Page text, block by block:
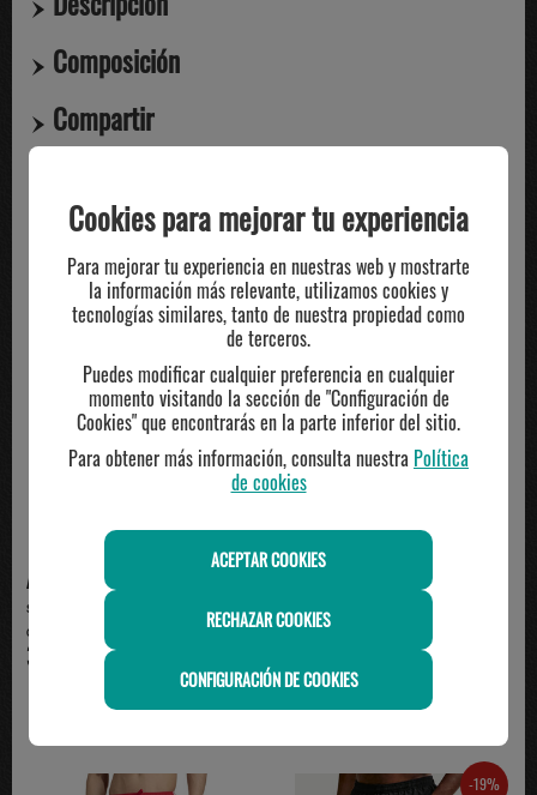
Composición
Compartir
TE PUEDE INTERESAR
ADIDAS
short adidas 7 pulgadas con
cremallera hombre, ...
35.00€
Bañador Corto Adidas 3-Stripes
Negro JG1031 – E...
-19%
Cookies para mejorar tu experiencia
Para mejorar tu experiencia en nuestras web y mostrarte
la información más relevante, utilizamos cookies y
tecnologías similares, tanto de nuestra propiedad como
de terceros.
Puedes modificar cualquier preferencia en cualquier
momento visitando la sección de "Configuración de
Cookies" que encontrarás en la parte inferior del sitio.
Para obtener más información, consulta nuestra Política
de cookies
ACEPTAR COOKIES
RECHAZAR COOKIES
CONFIGURACIÓN DE COOKIES